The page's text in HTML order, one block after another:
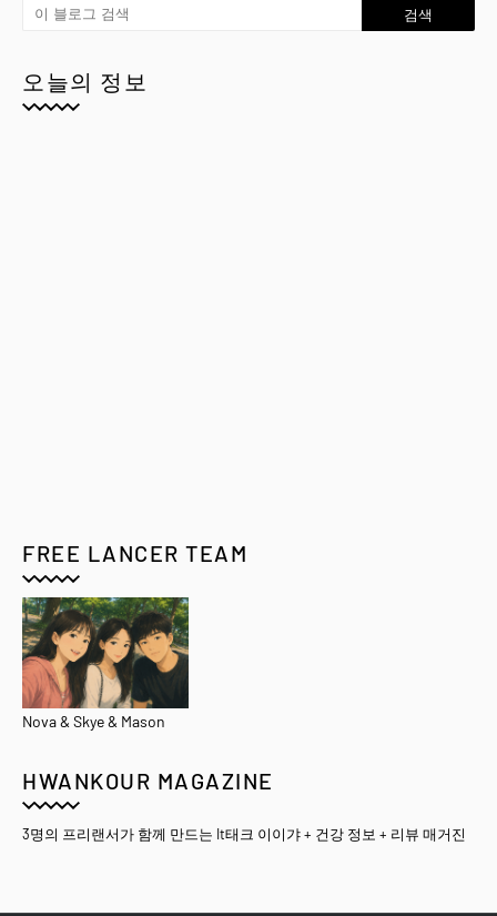
오늘의 정보
FREE LANCER TEAM
Nova & Skye & Mason
HWANKOUR MAGAZINE
3명의 프리랜서가 함께 만드는 It태크 이이갸 + 건강 정보 + 리뷰 매거진